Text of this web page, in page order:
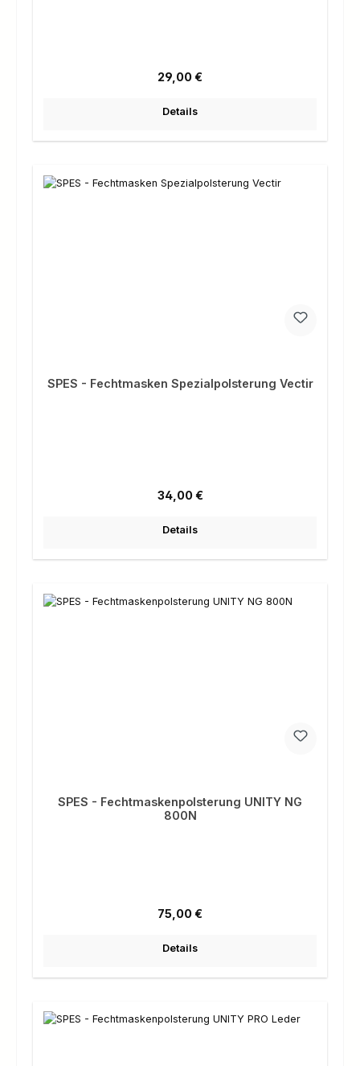
Regulärer Preis:
29,00 €
Details
SPES - Fechtmasken Spezialpolsterung Vectir
Regulärer Preis:
34,00 €
Details
SPES - Fechtmaskenpolsterung UNITY NG
800N
Regulärer Preis:
75,00 €
Details